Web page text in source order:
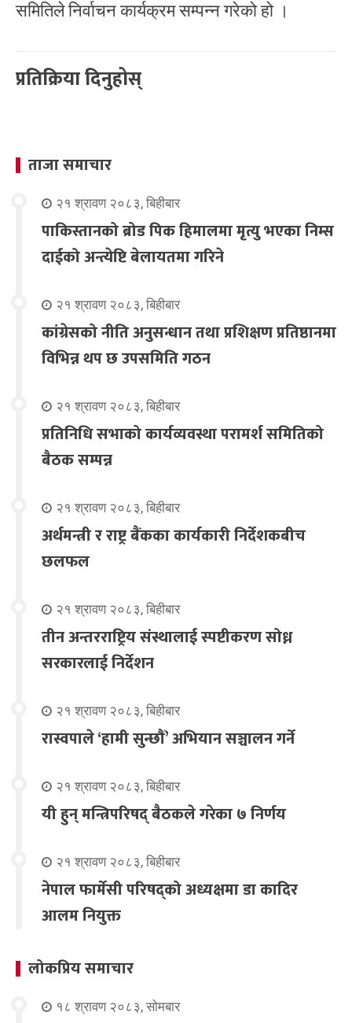
समितिले निर्वाचन कार्यक्रम सम्पन्न गरेको हो ।
प्रतिक्रिया दिनुहोस्
ताजा समाचार
२१ श्रावण २०८३, बिहीबार
पाकिस्तानको ब्रोड पिक हिमालमा मृत्यु भएका निम्स
दाईको अन्त्येष्टि बेलायतमा गरिने
२१ श्रावण २०८३, बिहीबार
कांग्रेसको नीति अनुसन्धान तथा प्रशिक्षण प्रतिष्ठानमा
विभिन्न थप छ उपसमिति गठन
२१ श्रावण २०८३, बिहीबार
प्रतिनिधि सभाको कार्यव्यवस्था परामर्श समितिको
बैठक सम्पन्न
२१ श्रावण २०८३, बिहीबार
अर्थमन्त्री र राष्ट्र बैंकका कार्यकारी निर्देशकबीच
छलफल
२१ श्रावण २०८३, बिहीबार
तीन अन्तरराष्ट्रिय संस्थालाई स्पष्टीकरण सोध्न
सरकारलाई निर्देशन
२१ श्रावण २०८३, बिहीबार
रास्वपाले ‘हामी सुन्छौँ’ अभियान सञ्चालन गर्ने
२१ श्रावण २०८३, बिहीबार
यी हुन् मन्त्रिपरिषद् बैठकले गरेका ७ निर्णय
२१ श्रावण २०८३, बिहीबार
नेपाल फार्मेसी परिषद्को अध्यक्षमा डा कादिर
आलम नियुक्त
लोकप्रिय समाचार
१८ श्रावण २०८३, सोमबार